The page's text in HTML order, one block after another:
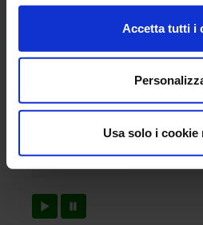
Accetta tutti i
Usa solo i cookie
Roberta